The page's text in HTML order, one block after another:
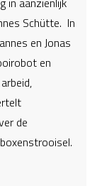
Schütte. In
en Jonas
en
de